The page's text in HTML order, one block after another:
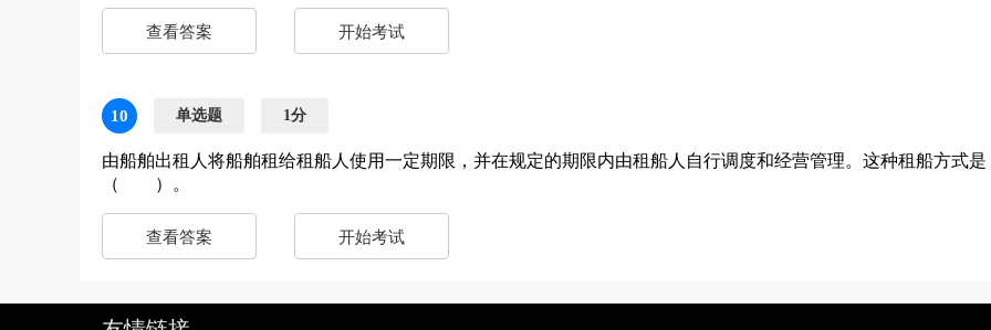
查看答案 开始考试
10 单选题 1分
由船舶出租人将船舶租给租船人使用一定期限，并在规定的期限内由租船人自行调度和经营管理。这种租船方式是
（ ）。
查看答案 开始考试